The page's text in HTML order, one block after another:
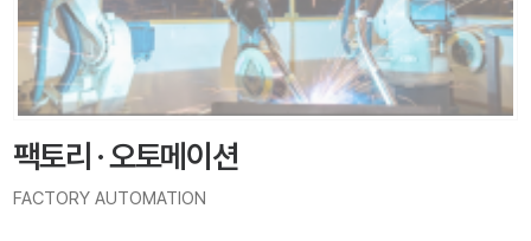
팩토리 · 오토메이션
FACTORY AUTOMATION